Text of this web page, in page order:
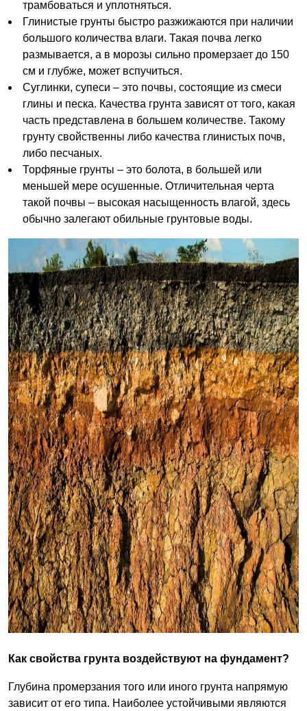
трамбоваться и уплотняться.
Глинистые грунты быстро разжижаются при наличии
большого количества влаги. Такая почва легко
размывается, а в морозы сильно промерзает до 150
см и глубже, может вспучиться.
Суглинки, супеси – это почвы, состоящие из смеси
глины и песка. Качества грунта зависят от того, какая
часть представлена в большем количестве. Такому
грунту свойственны либо качества глинистых почв,
либо песчаных.
Торфяные грунты – это болота, в большей или
меньшей мере осушенные. Отличительная черта
такой почвы – высокая насыщенность влагой, здесь
обычно залегают обильные грунтовые воды.
Как свойства грунта воздействуют на фундамент?
Глубина промерзания того или иного грунта напрямую
зависит от его типа. Наиболее устойчивыми являются